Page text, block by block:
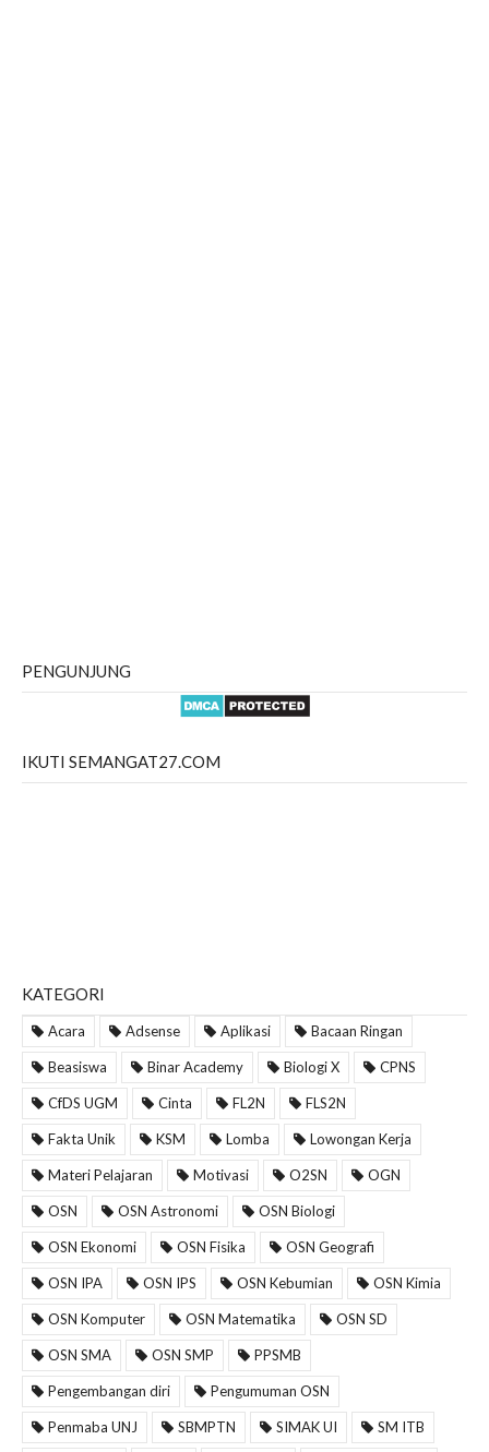
PENGUNJUNG
IKUTI SEMANGAT27.COM
KATEGORI
Acara Adsense Aplikasi Bacaan Ringan
Beasiswa Binar Academy Biologi X CPNS
CfDS UGM Cinta FL2N FLS2N
Fakta Unik KSM Lomba Lowongan Kerja
Materi Pelajaran Motivasi O2SN OGN
OSN OSN Astronomi OSN Biologi
OSN Ekonomi OSN Fisika OSN Geografi
OSN IPA OSN IPS OSN Kebumian OSN Kimia
OSN Komputer OSN Matematika OSN SD
OSN SMA OSN SMP PPSMB
Pengembangan diri Pengumuman OSN
Penmaba UNJ SBMPTN SIMAK UI SM ITB